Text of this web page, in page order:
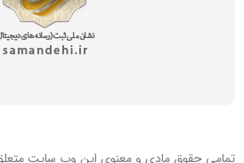
تمامی حقوق مادی و معنوی این وب سایت